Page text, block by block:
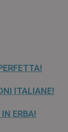
ITALIANE!
ERBA!